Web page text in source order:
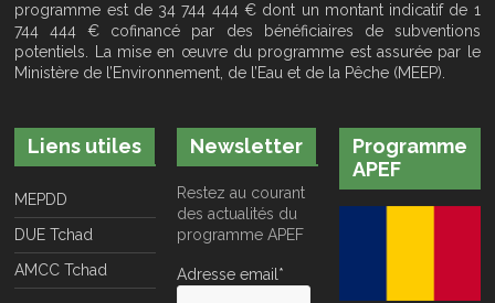
programme est de 34 744 444 € dont un montant indicatif de 1
744 444 € cofinancé par des bénéficiaires de subventions
potentiels. La mise en œuvre du programme est assurée par le
Ministère de l’Environnement, de l’Eau et de la Pêche (MEEP).
Liens utiles
MEPDD
DUE Tchad
AMCC Tchad
Newsletter
Restez au courant
des actualités du
programme APEF
Adresse email*
Programme
APEF